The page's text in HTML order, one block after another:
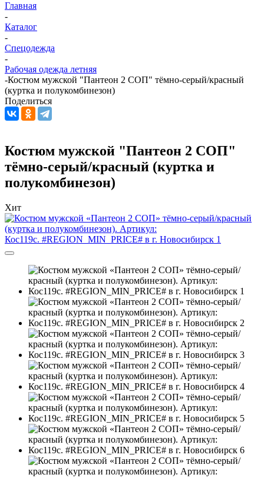
Главная
-
Каталог
-
Спецодежда
-
Рабочая одежда летняя
-Костюм мужской "Пантеон 2 СОП" тёмно-серый/красный
(куртка и полукомбинезон)
Поделиться
Костюм мужской "Пантеон 2 СОП"
тёмно-серый/красный (куртка и
полукомбинезон)
Хит